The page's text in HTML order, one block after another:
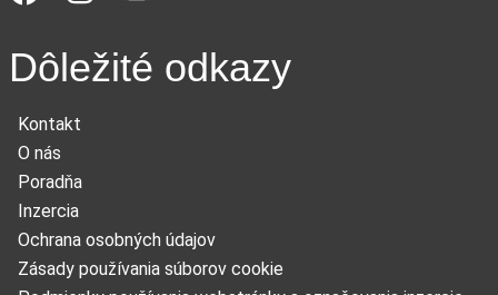
Dôležité odkazy
Kontakt
O nás
Poradňa
Inzercia
Ochrana osobných údajov
Zásady používania súborov cookie